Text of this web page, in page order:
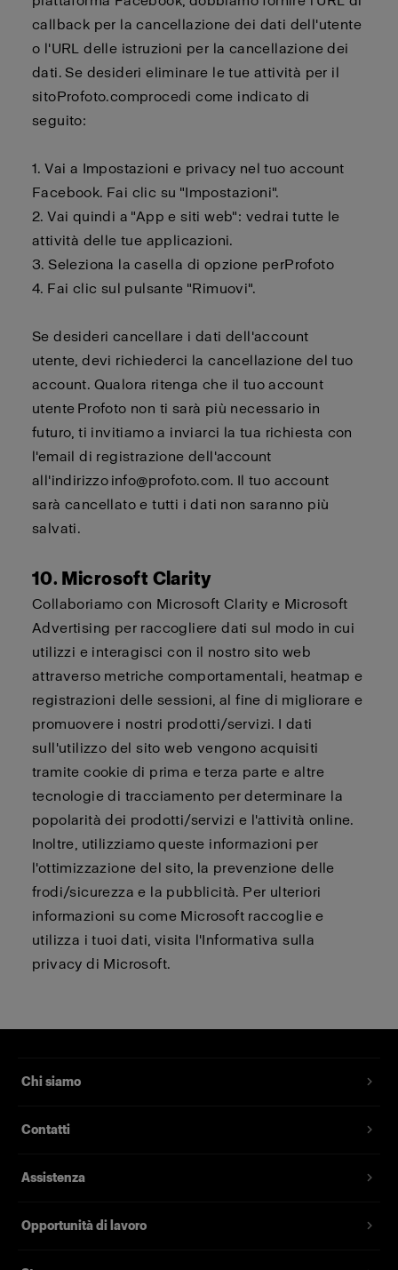
callback per la cancellazione dei dati dell'utente
o l'URL delle istruzioni per la cancellazione dei
dati. Se desideri eliminare le tue attività per il
sitoProfoto.comprocedi come indicato di
seguito:
1. Vai a Impostazioni e privacy nel tuo account
Facebook. Fai clic su "Impostazioni".
2.Vai quindi a "App e siti web": vedrai tutte le
attività delle tue applicazioni.
3. Seleziona la casella di opzione perProfoto
4. Fai clic sul pulsante "Rimuovi".
Se desideri cancellare i dati dell'account
utente,devi richiederci la cancellazione del tuo
account. Qualora ritenga che il tuo account
utente Profoto non ti sarà più necessario in
futuro, ti invitiamo a inviarci la tua richiesta con
l'email di registrazione dell'account
all'indirizzo info@profoto.com. Il tuo account
sarà cancellato e tutti i dati non saranno più
salvati.
10. Microsoft Clarity
Collaboriamo con Microsoft Clarity e Microsoft
Advertising per raccogliere dati sul modo in cui
utilizzi e interagisci con il nostro sito web
attraverso metriche comportamentali, heatmap e
registrazioni delle sessioni, al fine di migliorare e
promuovere i nostri prodotti/servizi. I dati
sull'utilizzo del sito web vengono acquisiti
tramite cookie di prima e terza parte e altre
tecnologie di tracciamento per determinare la
popolarità dei prodotti/servizi e l'attività online.
Inoltre, utilizziamo queste informazioni per
l'ottimizzazione del sito, la prevenzione delle
frodi/sicurezza e la pubblicità. Per ulteriori
informazioni su come Microsoft raccoglie e
utilizza i tuoi dati, visita l'Informativa sulla
privacy di Microsoft.
Chi siamo
Contatti
Assistenza
Opportunità di lavoro